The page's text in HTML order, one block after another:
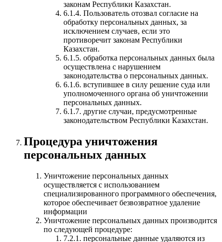
законам Республики Казахстан.
6.1.4. Пользователь отозвал согласие на
обработку персональных данных, за
исключением случаев, если это
противоречит законам Республики
Казахстан.
6.1.5. обработка персональных данных была
осуществлена с нарушением
законодательства о персональных данных.
6.1.6. вступившее в силу решение суда или
уполномоченного органа об уничтожении
персональных данных.
6.1.7. другие случаи, предусмотренные
законодательством Республики Казахстан.
Процедура уничтожения
персональных данных
Уничтожение персональных данных
осуществляется с использованием
специализированного программного обеспечения,
которое обеспечивает безвозвратное удаление
информации
Уничтожение персональных данных производится
по следующей процедуре:
7.2.1. персональные данные удаляются из